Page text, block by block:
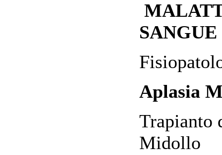
SANGUE
Aplasia
Trapianto
Midollo